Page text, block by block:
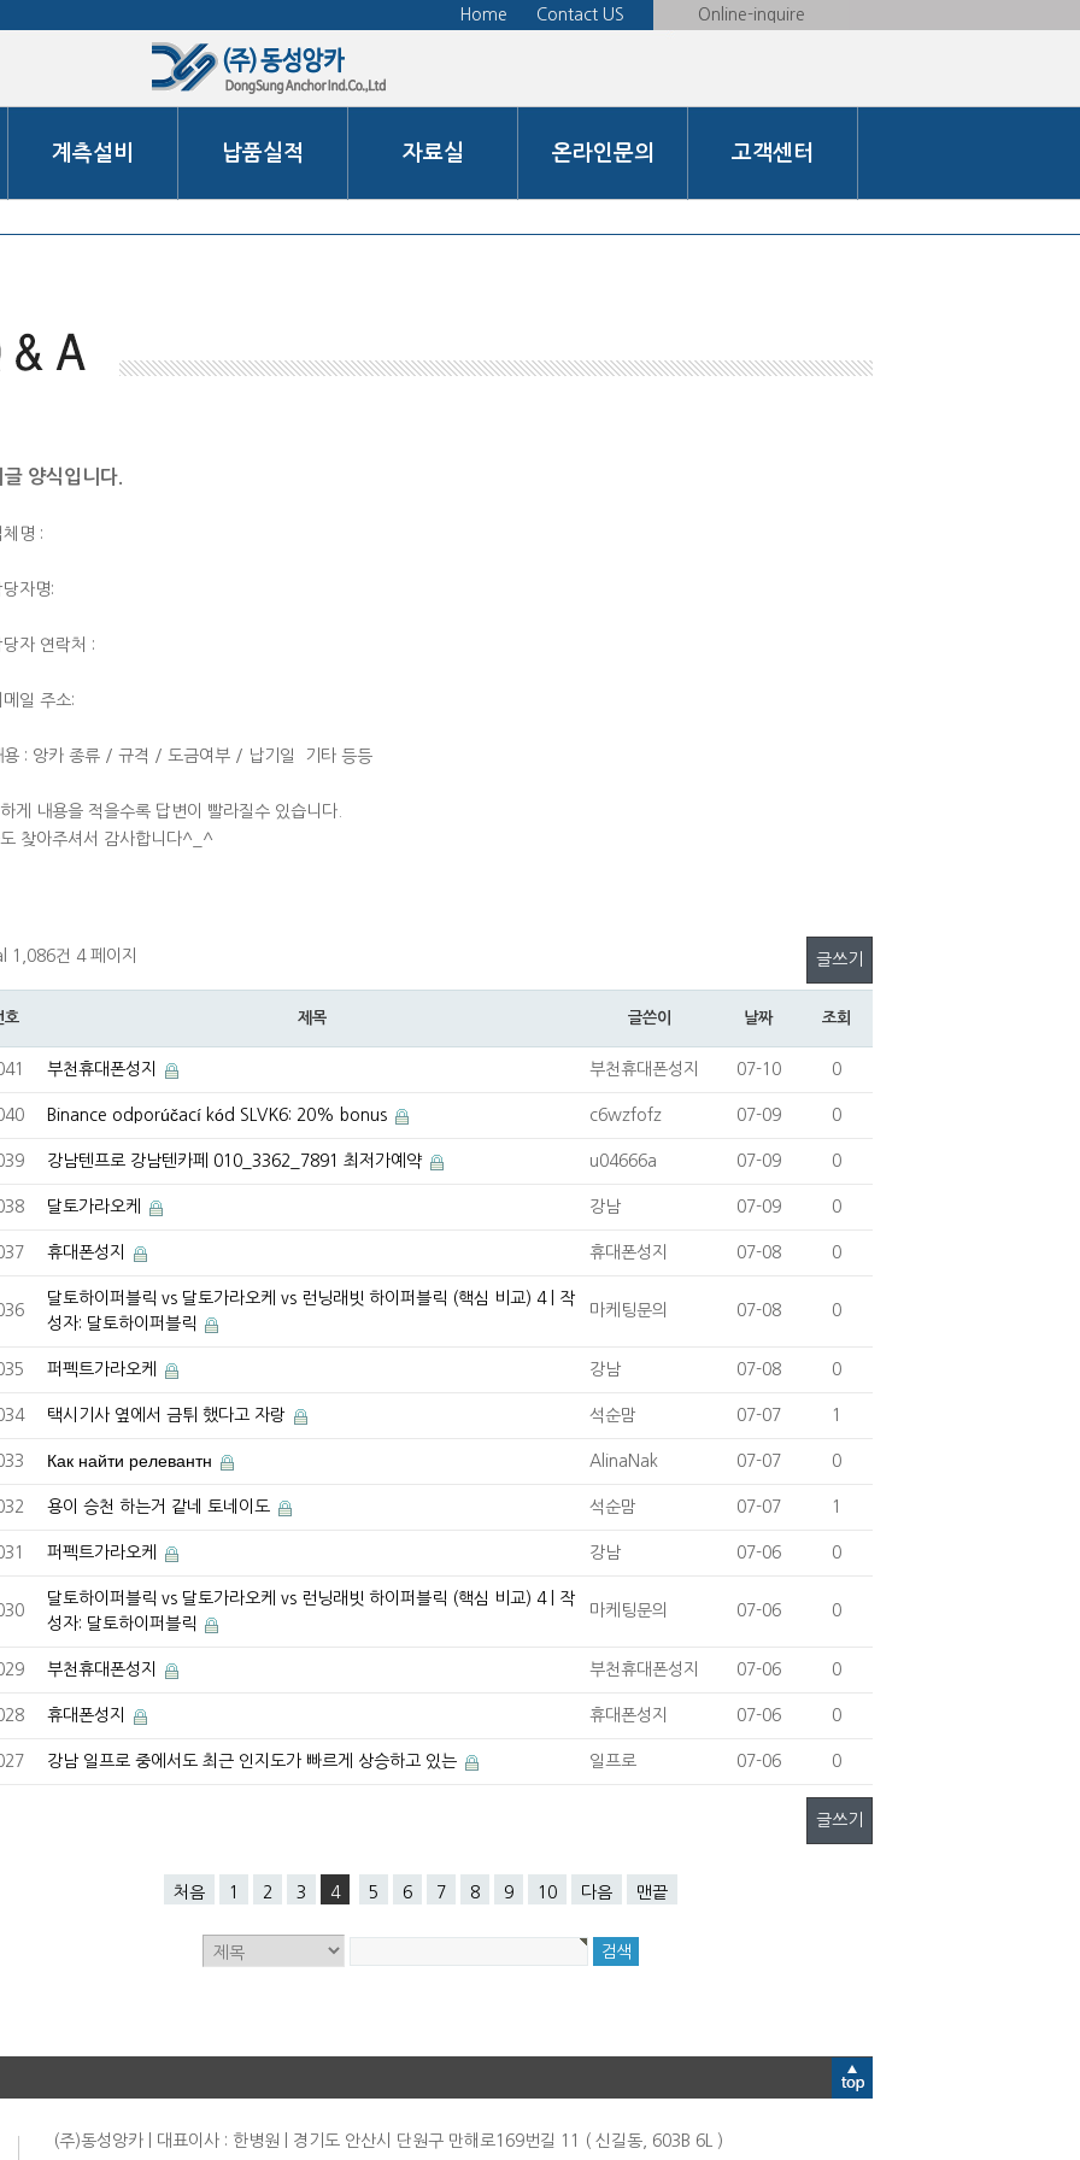
Home Contact US Online-inquire
계측설비 납품실적 자료실 온라인문의 고객센터
글 양식입니다.
체명 :
자명:
자 연락처 :
일 주소:
용 : 앙카 종류 / 규격 / 도금여부 / 납기일 기타 등등
게 내용을 적을수록 답변이 빨라질수 있습니다.
찾아주셔서 감사합니다^_^
1,086건 4 페이지 글쓰기
호 제목 글쓴이 날짜 조회
부천휴대폰성지 부천휴대폰성지 07-10 0
Binance odporúčací kód SLVK6: 20% bonus c6wzfofz 07-09 0
강남텐프로 강남텐카페 010_3362_7891 최저가예약 u04666a 07-09 0
달토가라오케 강남 07-09 0
휴대폰성지 휴대폰성지 07-08 0
달토하이퍼블릭 vs 달토가라오케 vs 런닝래빗 하이퍼블릭 (핵심 비교) 4 | 작
성자: 달토하이퍼블릭
마케팅문의 07-08 0
퍼펙트가라오케 강남 07-08 0
택시기사 옆에서 금튀 했다고 자랑 석순맘 07-07 1
Как найти релевантн AlinaNak 07-07 0
용이 승천 하는거 같네 토네이도 석순맘 07-07 1
퍼펙트가라오케 강남 07-06 0
달토하이퍼블릭 vs 달토가라오케 vs 런닝래빗 하이퍼블릭 (핵심 비교) 4 | 작
성자: 달토하이퍼블릭
마케팅문의 07-06 0
부천휴대폰성지 부천휴대폰성지 07-06 0
휴대폰성지 휴대폰성지 07-06 0
강남 일프로 중에서도 최근 인지도가 빠르게 상승하고 있는 일프로 07-06 0
글쓰기
처음 1 2 3 4 5 6 7 8 9 10 다음 맨끝
(주)동성앙카 | 대표이사 : 한병원 | 경기도 안산시 단원구 만해로169번길 11 ( 신길동, 603B 6L )